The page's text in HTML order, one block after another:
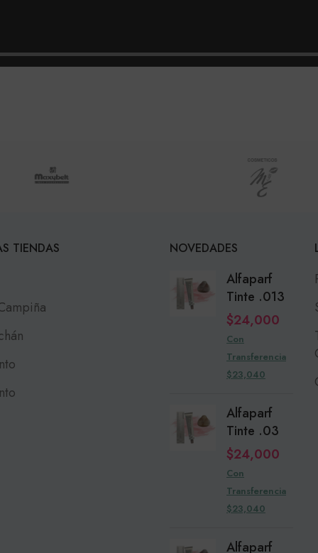
TIENDAS NOVEDADES
Alfaparf
Tinte .013
$24,000
Con
Transferencia
$23,040
Alfaparf
Tinte .03
$24,000
Con
Transferencia
$23,040
Alfaparf